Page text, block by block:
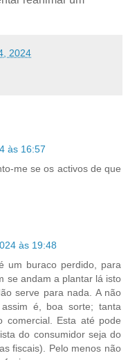
2024
às 16:57
me se os activos de que
às 19:48
um buraco perdido, para
se andam a plantar lá isto
serve para nada. A não
é, boa sorte; tanta
comercial. Esta até pode
do consumidor seja do
fiscais). Pelo menos não